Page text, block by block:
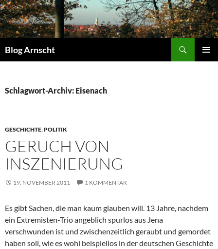
Zum
Inhalt
springen
Blog Arnscht
Schlagwort-Archiv: Eisenach
GESCHICHTE,POLITIK
GERUCH VON
INSZENIERUNG
19. NOVEMBER 2011 1 KOMMENTAR
Es gibt Sachen, die man kaum glauben will. 13 Jahre, nachdem
ein Extremisten-Trio angeblich spurlos aus Jena
verschwunden ist und zwischenzeitlich geraubt und gemordet
haben soll, wie es wohl beispiellos in der deutschen Geschichte